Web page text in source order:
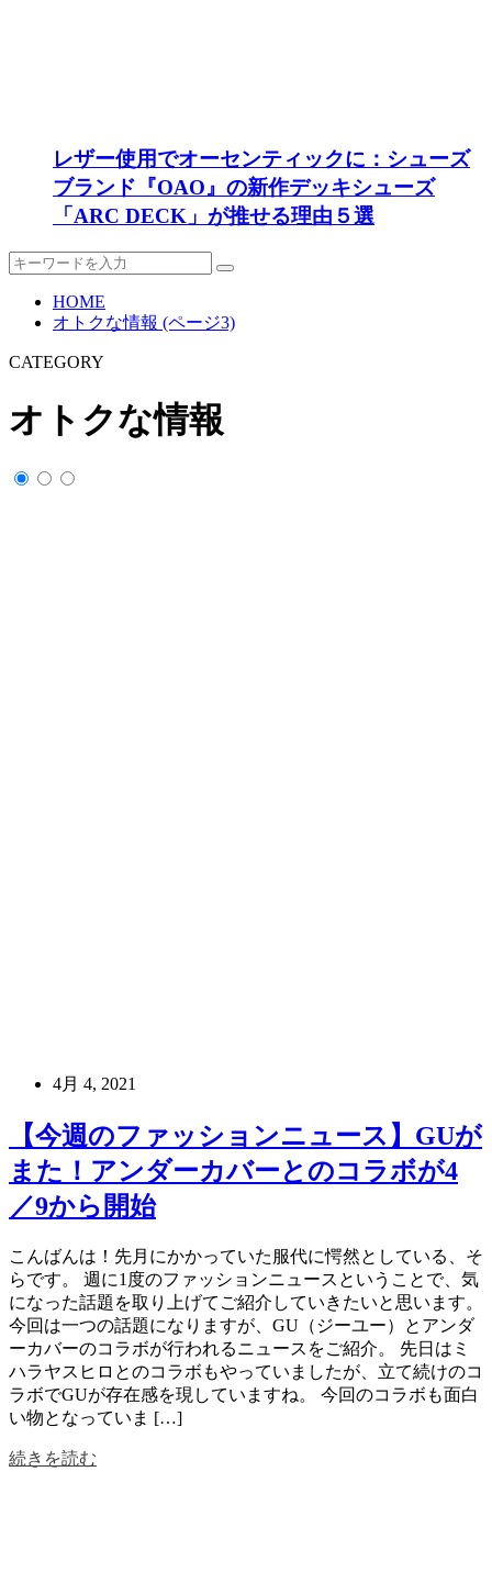
レザー使用でオーセンティックに：シューズ
ブランド『OAO』の新作デッキシューズ
「ARC DECK」が推せる理由５選
HOME
オトクな情報 (ページ3)
CATEGORY
オトクな情報
4月 4, 2021
【今週のファッションニュース】GUが
また！アンダーカバーとのコラボが4
／9から開始
こんばんは！先月にかかっていた服代に愕然としている、そ
らです。 週に1度のファッションニュースということで、気
になった話題を取り上げてご紹介していきたいと思います。
今回は一つの話題になりますが、GU（ジーユー）とアンダ
ーカバーのコラボが行われるニュースをご紹介。 先日はミ
ハラヤスヒロとのコラボもやっていましたが、立て続けのコ
ラボでGUが存在感を現していますね。 今回のコラボも面白
い物となっていま […]
続きを読む